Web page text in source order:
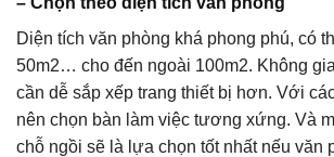
Diện tích văn phòng khá phong phú, có
50m2… cho đến ngoài 100m2. Không
cần dễ sắp xếp trang thiết bị hơn. Với
nên chọn bàn làm việc tương xứng. Và
chỗ ngồi sẽ là lựa chọn tốt nhất nếu văn